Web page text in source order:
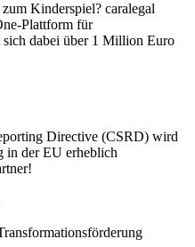
Kinderspiel? caralegal
Plattform für
dabei über 1 Million Euro
Directive (CSRD) wird
in der EU erheblich